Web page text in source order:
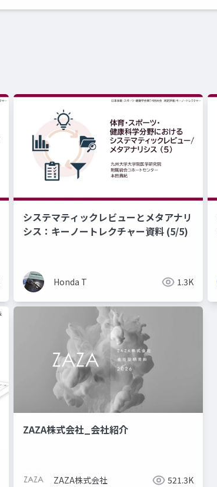
システマティックレビューとメタアナリ
シス：キーノートレクチャー資料 (5/5)
Honda T 1.3K
ZAZA株式会社_会社紹介
ZAZA株式会社 521.3K